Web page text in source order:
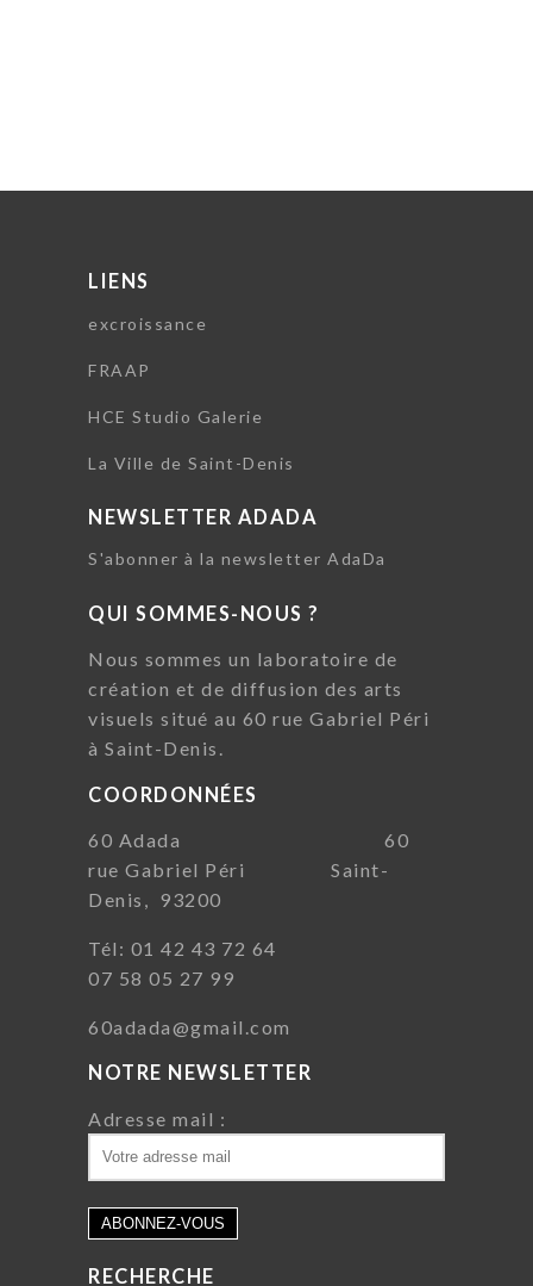
LIENS
excroissance
FRAAP
HCE Studio Galerie
La Ville de Saint-Denis
NEWSLETTER ADADA
S'abonner à la newsletter AdaDa
QUI SOMMES-NOUS ?
Nous sommes un laboratoire de
création et de diffusion des arts
visuels situé au 60 rue Gabriel Péri
à Saint-Denis.
COORDONNÉES
60 Adada 60
rue Gabriel Péri Saint-
Denis, 93200
Tél: 01 42 43 72 64
07 58 05 27 99
60adada@gmail.com
NOTRE NEWSLETTER
Adresse mail :
RECHERCHE